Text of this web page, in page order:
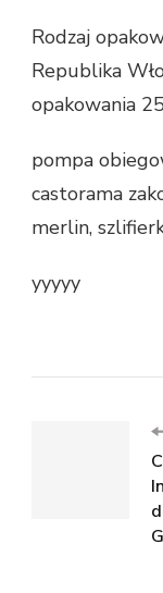
Rodzaj
Republika
opakowania
pompa
castorama
merlin,
yyyyy